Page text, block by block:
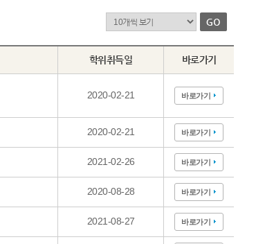
학위취득일 바로가기
2020-02-21 바로가기
2020-02-21 바로가기
2021-02-26 바로가기
2020-08-28 바로가기
2021-08-27 바로가기